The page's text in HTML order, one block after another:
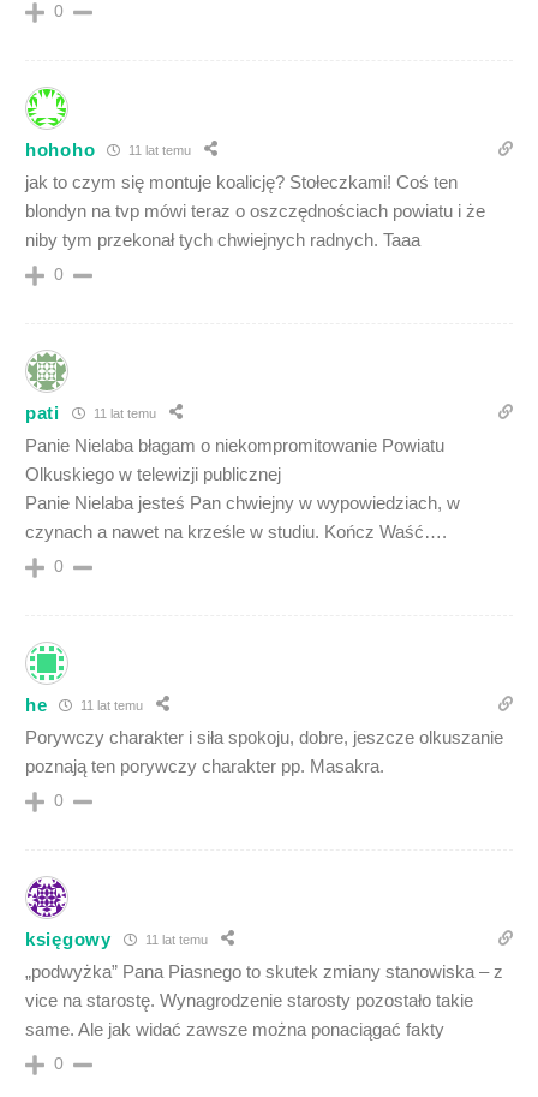
0
hohoho 11 lat temu
jak to czym się montuje koalicję? Stołeczkami! Coś ten
blondyn na tvp mówi teraz o oszczędnościach powiatu i że
niby tym przekonał tych chwiejnych radnych. Taaa
0
pati 11 lat temu
Panie Nielaba błagam o niekompromitowanie Powiatu
Olkuskiego w telewizji publicznej
Panie Nielaba jesteś Pan chwiejny w wypowiedziach, w
czynach a nawet na krześle w studiu. Kończ Waść….
0
he 11 lat temu
Porywczy charakter i siła spokoju, dobre, jeszcze olkuszanie
poznają ten porywczy charakter pp. Masakra.
0
księgowy 11 lat temu
„podwyżka” Pana Piasnego to skutek zmiany stanowiska – z
vice na starostę. Wynagrodzenie starosty pozostało takie
same. Ale jak widać zawsze można ponaciągać fakty
0